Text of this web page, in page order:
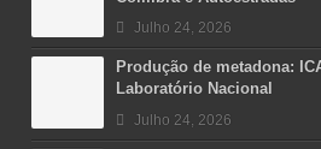
Julho 24, 2026
Produção de metadona:
Laboratório Nacional
Julho 24, 2026